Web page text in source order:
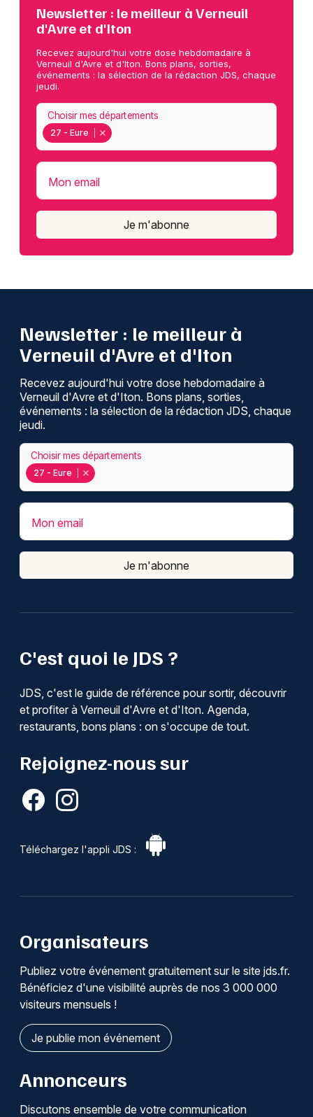
Newsletter : le meilleur à Verneuil
d'Avre et d'Iton
Recevez aujourd'hui votre dose hebdomadaire à
Verneuil d'Avre et d'Iton. Bons plans, sorties,
événements : la sélection de la rédaction JDS, chaque
jeudi.
27 - Eure
Choisir mes départements
Mon email
Je m'abonne
C'est quoi le JDS ?
JDS, c'est le guide de référence pour sortir, découvrir
et profiter à Verneuil d'Avre et d'Iton. Agenda,
restaurants, bons plans : on s'occupe de tout.
Rejoignez-nous sur
Téléchargez l'appli JDS :
Newsletter : le meilleur à
Verneuil d'Avre et d'Iton
Recevez aujourd'hui votre dose hebdomadaire à
Verneuil d'Avre et d'Iton. Bons plans, sorties,
événements : la sélection de la rédaction JDS, chaque
jeudi.
27 - Eure
Choisir mes départements
Mon email
Je m'abonne
Organisateurs
Publiez votre événement gratuitement sur le site jds.fr.
Bénéficiez d'une visibilité auprès de nos 3 000 000
visiteurs mensuels !
Je publie mon événement
Annonceurs
Discutons ensemble de votre communication